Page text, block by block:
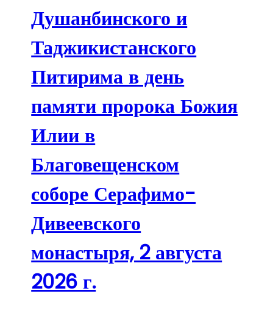
Душанбинского и
Таджикистанского
Питирима в день
памяти пророка Божия
Илии в
Благовещенском
соборе Серафимо-
Дивеевского
монастыря, 2 августа
2026 г.